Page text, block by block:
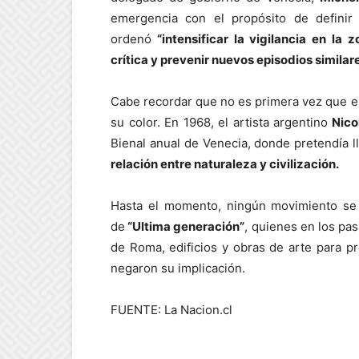
emergencia con el propósito de
ordenó “intensificar la vigilancia en la
crítica y prevenir nuevos episodios
Cabe recordar que no es primera vez que
su color. En 1968, el artista argentino
Bienal anual de Venecia, donde
relación entre naturaleza y civilización.
Hasta el momento, ningún movimiento
de “Ultima generación”, quienes en los
de Roma, edificios y obras de arte para
negaron su implicación.
FUENTE: La Nacion.cl